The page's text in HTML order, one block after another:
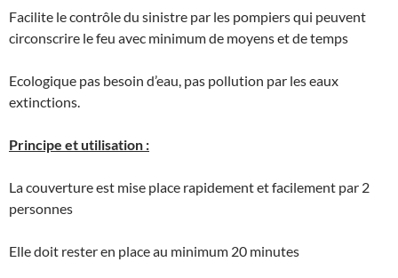
Facilite le contrôle du sinistre par les pompiers qui peuvent
circonscrire le feu avec minimum de moyens et de temps
Ecologique pas besoin d’eau, pas pollution par les eaux
extinctions.
Principe et utilisation :
La couverture est mise place rapidement et facilement par 2
personnes
Elle doit rester en place au minimum 20 minutes